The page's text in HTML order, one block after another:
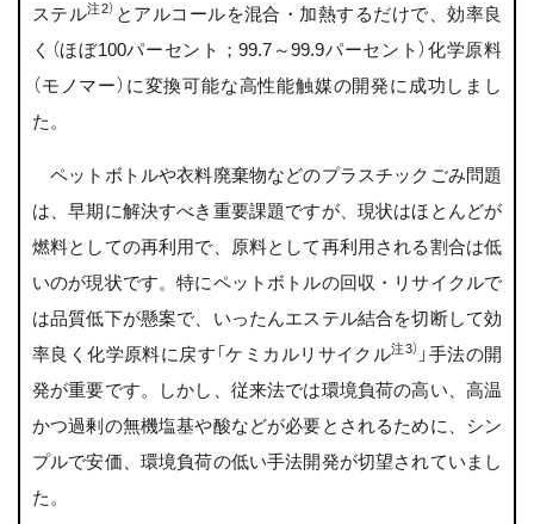
ステル注2） とアルコールを混合・加熱するだけで、効率良
く（ほぼ100パーセント；99.7～99.9パーセント）化学原料
（モノマー）に変換可能な高性能触媒の開発に成功しまし
た。
ペットボトルや衣料廃棄物などのプラスチックごみ問題
は、早期に解決すべき重要課題ですが、現状はほとんどが
燃料としての再利用で、原料として再利用される割合は低
いのが現状です。特にペットボトルの回収・リサイクルで
は品質低下が懸案で、いったんエステル結合を切断して効
率良く化学原料に戻す「ケミカルリサイクル注3） 」手法の開
発が重要です。しかし、従来法では環境負荷の高い、高温
かつ過剰の無機塩基や酸などが必要とされるために、シン
プルで安価、環境負荷の低い手法開発が切望されていまし
た。